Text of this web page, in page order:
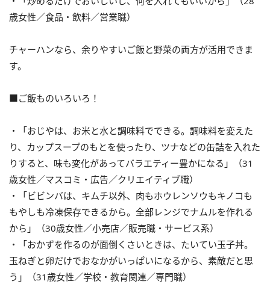
歳女性／食品・飲料／営業職）
チャーハンなら、余りやすいご飯と野菜の両方が活用できま
す。
■ご飯ものいろいろ！
・「おじやは、お米と水と調味料でできる。調味料を変えた
り、カップスープのもとを使ったり、ツナなどの缶詰を入れた
りすると、味も変化があってバラエティー豊かになる」（31
歳女性／マスコミ・広告／クリエイティブ職）
・「ビビンバは、キムチ以外、肉もホウレンソウもキノコも
もやしも冷凍保存できるから。全部レンジでナムルを作れる
から」（30歳女性／小売店／販売職・サービス系）
・「おかずを作るのが面倒くさいときは、たいてい玉子丼。
玉ねぎと卵だけでおなかがいっぱいになるから、素敵だと思
う」（31歳女性／学校・教育関連／専門職）